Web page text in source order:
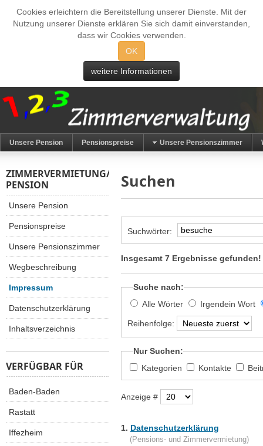
Cookies erleichtern die Bereitstellung unserer Dienste. Mit der
Nutzung unserer Dienste erklären Sie sich damit einverstanden,
dass wir Cookies verwenden.
OK
weitere Informationen
Unsere Pension Pensionspreise Unsere Pensionszimmer
Suchen
Suchwörter:
Insgesamt 7 Ergebnisse gefunden!
Suche nach:
Alle Wörter
Irgendein Wort
Reihenfolge:
Nur Suchen:
Kategorien
Kontakte
Anzeige #
1. Datenschutzerklärung
(Pensions- und Zimmervermietung)
ZIMMERVERMIETUNG/
PENSION
Unsere Pension
Pensionspreise
Unsere Pensionszimmer
Wegbeschreibung
Impressum
Datenschutzerklärung
Inhaltsverzeichnis
VERFÜGBAR FÜR
Baden-Baden
Rastatt
Iffezheim